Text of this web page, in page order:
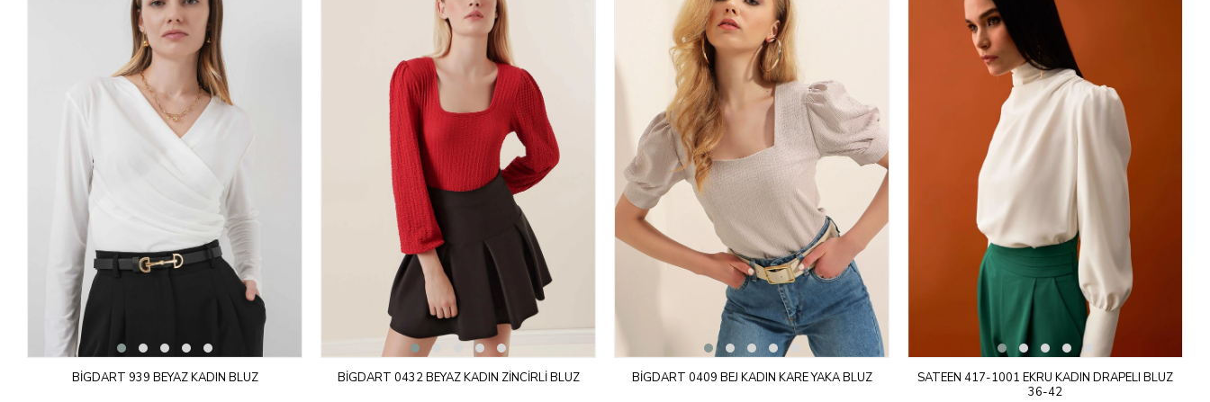
BIGDART 939 BEYAZ KADIN BLUZ BIGDART 0432 BEYAZ KADIN ZINCIRLI BLUZ BIGDART 0409 BEJ KADIN KARE YAKA BLUZ
SATEEN 417-1001 EKRU KADIN DRAPELI BLUZ
36-42